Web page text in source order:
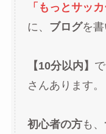
「もっとサッ
に、 ブログを書
【10分以内】
さんあります。
初心者の方も、